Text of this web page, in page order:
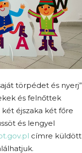
törpédet és nyerj”
és felnőttek
éjszaka két főre
és lengyel
címre küldött